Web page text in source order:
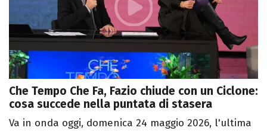
Che Tempo Che Fa, Fazio chiude con un Ciclone:
cosa succede nella puntata di stasera
Va in onda oggi, domenica 24 maggio 2026, l'ultima